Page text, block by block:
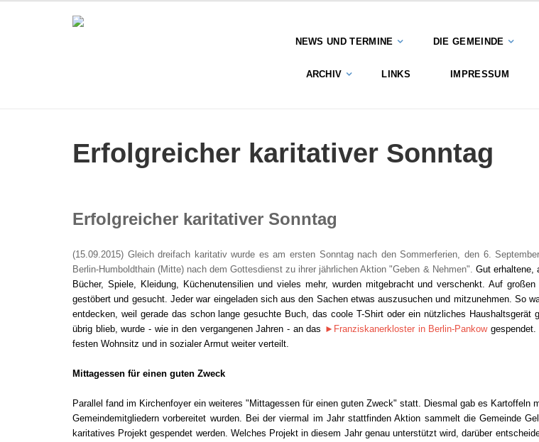
NEWS UND TERMINE DIE GEMEINDE
ARCHIV LINKS IMPRESSUM
Erfolgreicher karitativer Sonntag
Erfolgreicher karitativer Sonntag
(15.09.2015) Gleich dreifach karitativ wurde es am ersten Sonntag nach den Sommerferien, den 6.
Berlin-Humboldthain (Mitte) nach dem Gottesdienst zu ihrer jährlichen Aktion "Geben & Nehmen". Gut erhaltene,
Bücher, Spiele, Kleidung, Küchenutensilien und vieles mehr, wurden mitgebracht und verschenkt. Auf
gestöbert und gesucht. Jeder war eingeladen, sich aus den Sachen etwas auszusuchen und mitzunehmen. So
entdecken, weil gerade das schon lange gesuchte Buch, das coole T-Shirt oder ein nützliches Haushaltsgerät
übrig blieb, wurde - wie in den vergangenen Jahren - an das ► Franziskanerkloster in Berlin-Pankowgespendet.
festen Wohnsitz und in sozialer Armut weiter verteilt.
Mittagessen für einen guten Zweck
Parallel fand im Kirchenfoyer ein weiteres "Mittagessen für einen guten Zweck" statt. Diesmal gab es Kartoffeln
Gemeindemitgliedern vorbereitet wurden. Bei der viermal im Jahr stattfinden Aktion sammelt die Gemeinde
karitatives Projekt gespendet werden. Welches Projekt in diesem Jahr genau unterstützt wird, darüber